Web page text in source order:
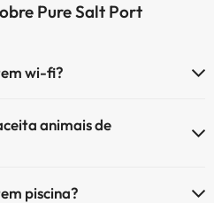
Pure Salt Port
wi-fi?
animais de
piscina?